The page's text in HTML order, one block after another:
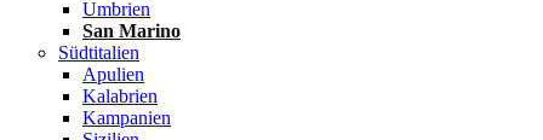
Umbrien
San Marino
Südtitalien
Apulien
Kalabrien
Kampanien